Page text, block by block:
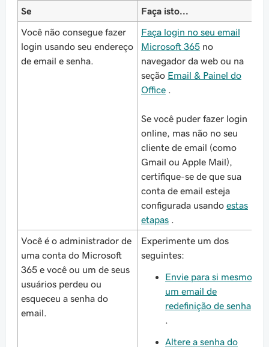
Se Faça isto...
Você não consegue fazer
login usando seu endereço
de email e senha.
Faça login no seu email
Microsoft 365 no
navegador da web ou na
seção Email & Painel do
Office
Se você puder fazer login
online, mas não no seu
cliente de email (como
Gmail ou Apple Mail),
certifique-se de que sua
conta de email esteja
configurada usando estas
etapas
Você é o administrador de
uma conta do Microsoft
365 e você ou um de seus
usuários perdeu ou
esqueceu a senha do
email.
Experimente um dos
seguintes:
Envie para si mesmo
um email de
redefinição de senha
Altere a senha do